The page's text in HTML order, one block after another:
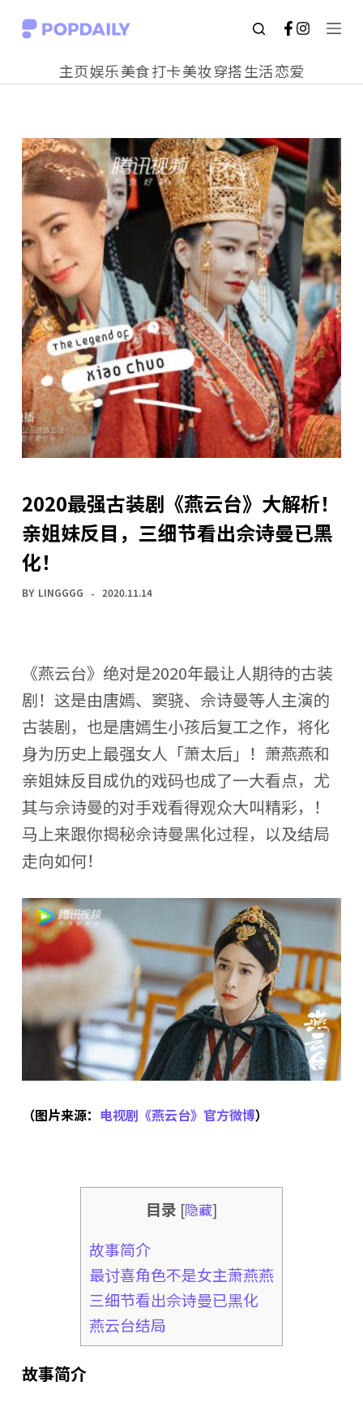
S
o
c
n
t
e
n
t
主页娱乐美食打卡美妆穿搭生活恋爱
2020最强古装剧《燕云台》大解析！
亲姐妹反目，三细节看出佘诗曼已黑
化！
BY LINGGGG 2020.11.14
《燕云台》绝对是2020年最让人期待的古装
剧！这是由唐嫣、窦骁、佘诗曼等人主演的
古装剧，也是唐嫣生小孩后复工之作，将化
身为历史上最强女人「萧太后」！萧燕燕和
亲姐妹反目成仇的戏码也成了一大看点，尤
其与佘诗曼的对手戏看得观众大叫精彩，！
马上来跟你揭秘佘诗曼黑化过程，以及结局
走向如何！
（图片来源： 电视剧《燕云台》官方微博）
目录 [隐藏]
故事简介
最讨喜角色不是女主萧燕燕
三细节看出佘诗曼已黑化
燕云台结局
故事简介